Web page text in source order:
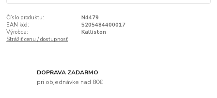
Číslo produktu:
N4479
EAN kód:
5205484400017
Výrobca:
Kalliston
Strážiť cenu / dostupnosť
DOPRAVA ZADARMO
pri objednávke nad 80€